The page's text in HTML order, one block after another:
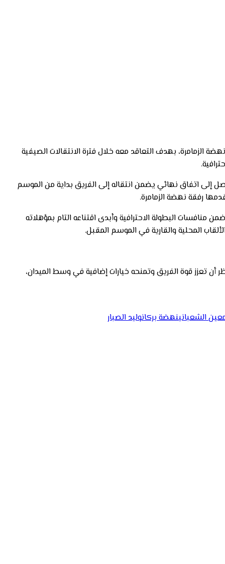
الزمامرة، بهدف التعاقد معه خلال فترة الانتقالات الصيفية
اتفاق نهائي يضمن انتقاله إلى الفريق بداية من الموسم
رفقة نهضة الزمامرة.
البطولة الاحترافية وأبدى اقتناعه التام بمؤهلاته
المحلية والقارية في الموسم المقبل.
تعزز قوة الفريق وتمنحه خيارات إضافية في وسط الميدان،
الشعبانينهضة بركانوليد الصبار